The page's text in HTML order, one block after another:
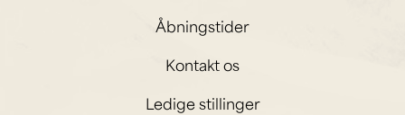
Åbningstider
Kontakt os
Ledige stillinger